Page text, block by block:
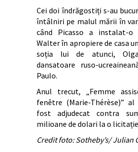
Cei doi îndrăgostiți s-au
întâlniri pe malul mării în
când Picasso a instalat-
Walter în apropiere de casa
soția lui de atunci, Olga
dansatoare ruso-
Paulo.
Anul trecut, „Femme
fenêtre (Marie-Thérèse)”
fost adjudecat contra
milioane de dolari la o licitație
Credit foto: Sotheby’s/ Julian